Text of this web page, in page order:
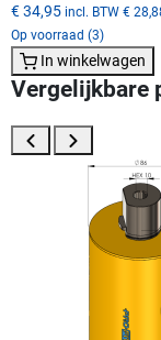
€ 34,95 incl. BTW €
Op voorraad (3)
In winkelwagen
Vergelijkbare